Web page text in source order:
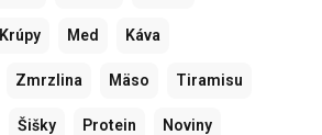
Krúpy Med Káva
Zmrzlina Mäso Tiramisu
Šišky Protein Noviny